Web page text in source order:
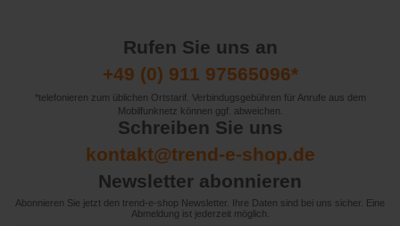
Rufen Sie uns an
+49 (0) 911 97565096*
*telefonieren zum üblichen Ortstarif. Verbindugsgebühren für Anrufe aus dem
Mobilfunknetz können ggf. abweichen.
Schreiben Sie uns
kontakt@trend-e-shop.de
Newsletter abonnieren
Abonnieren Sie jetzt den trend-e-shop Newsletter. Ihre Daten sind bei uns sicher. Eine
Abmeldung ist jederzeit möglich.